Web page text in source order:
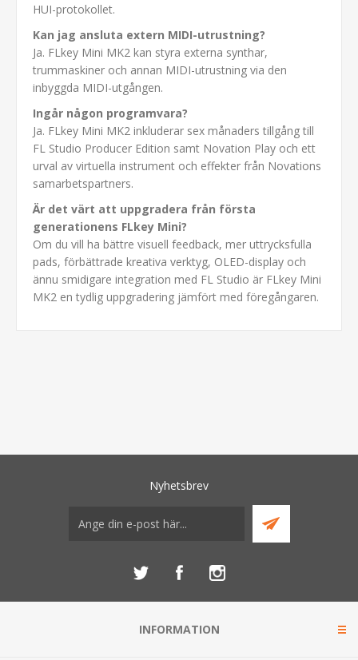
HUI-protokollet.
Kan jag ansluta extern MIDI-utrustning?
Ja. FLkey Mini MK2 kan styra externa synthar,
trummaskiner och annan MIDI-utrustning via den
inbyggda MIDI-utgången.
Ingår någon programvara?
Ja. FLkey Mini MK2 inkluderar sex månaders tillgång till
FL Studio Producer Edition samt Novation Play och ett
urval av virtuella instrument och effekter från Novations
samarbetspartners.
Är det värt att uppgradera från första
generationens FLkey Mini?
Om du vill ha bättre visuell feedback, mer uttrycksfulla
pads, förbättrade kreativa verktyg, OLED-display och
ännu smidigare integration med FL Studio är FLkey Mini
MK2 en tydlig uppgradering jämfört med föregångaren.
Nyhetsbrev
INFORMATION